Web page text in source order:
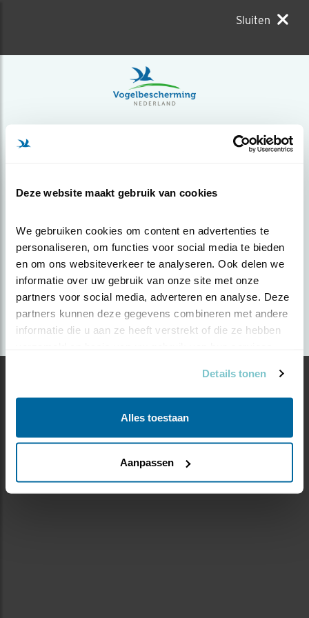
Deze website maakt gebruik van cookies
We gebruiken cookies om content en advertenties te
personaliseren, om functies voor social media te bieden
en om ons websiteverkeer te analyseren. Ook delen we
informatie over uw gebruik van onze site met onze
partners voor social media, adverteren en analyse. Deze
partners kunnen deze gegevens combineren met andere
informatie die u aan ze heeft verstrekt of die ze hebben
Details tonen
Alles toestaan
Aanpassen
Sluiten